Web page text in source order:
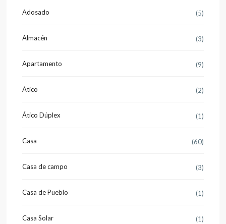
Adosado (5)
Almacén (3)
Apartamento (9)
Ático (2)
Ático Dúplex (1)
Casa (60)
Casa de campo (3)
Casa de Pueblo (1)
Casa Solar (1)